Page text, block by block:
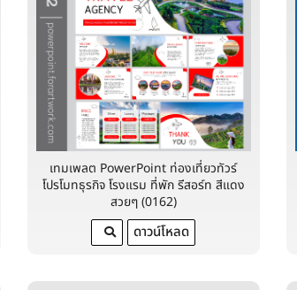
เทมเพลต PowerPoint ท่องเที่ยวทัวร์
โปรโมทธุรกิจ โรงแรม ที่พัก รีสอร์ท สีแดง
สวยๆ (0162)
ดาวน์โหลด